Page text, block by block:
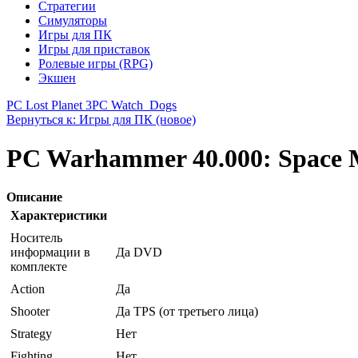
Стратегии
Симуляторы
Игры для ПК
Игры для приставок
Ролевые игры (RPG)
Экшен
PC Lost Planet 3PC Watch_Dogs
Вернуться к: Игры для ПК (новое)
PC Warhammer 40.000: Space
Описание
Характеристики
Носитель
информации в
комплекте
Да DVD
Action
Да
Shooter
Да TPS (от третьего лица)
Strategy
Нет